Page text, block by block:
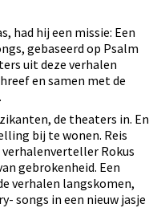
had hij een missie: Een
gebaseerd op Psalm
uit deze verhalen
en samen met de
de theaters in. En
bij te wonen. Reis
verhalenverteller Rokus
gebrokenheid. Een
verhalen langskomen,
songs in een nieuw jasje